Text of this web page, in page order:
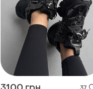
3100 грн 37
3950 грн -22%
Adidas
Adidas vento xlg runner
жіночі кросівки